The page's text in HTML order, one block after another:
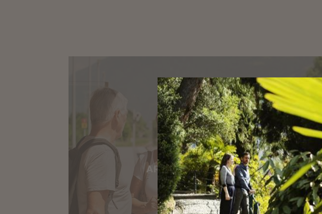
ARRIVARE IN TRENO